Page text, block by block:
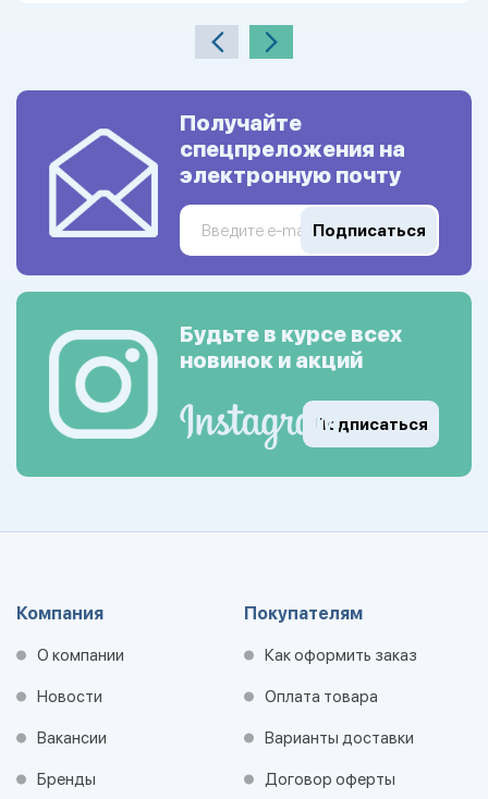
Получайте
спецпреложения на
электронную почту
Подписаться
Будьте в курсе всех
новинок и акций
Подписаться
Компания
О компании
Новости
Вакансии
Бренды
Покупателям
Как оформить заказ
Оплата товара
Варианты доставки
Договор оферты